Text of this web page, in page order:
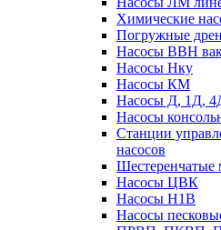
Химические
Погружные
Насосы ВВН
Насосы Нку
Насосы КМ
Насосы Д, 1Д,
Насосы
Станции
насосов
Шестеренчатые
Насосы ЦВК
Насосы Н1В
Насосы